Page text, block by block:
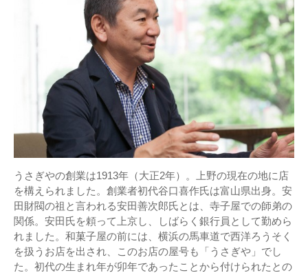
うさぎやの創業は1913年（大正2年）。上野の現在の地に店
を構えられました。創業者初代谷口喜作氏は富山県出身。安
田財閥の祖と言われる安田善次郎氏とは、寺子屋での師弟の
関係。安田氏を頼って上京し、しばらく銀行員として勤めら
れました。和菓子屋の前には、横浜の馬車道で西洋ろうそく
を扱うお店を出され、このお店の屋号も「うさぎや」でし
た。初代の生まれ年が卯年であったことから付けられたとの